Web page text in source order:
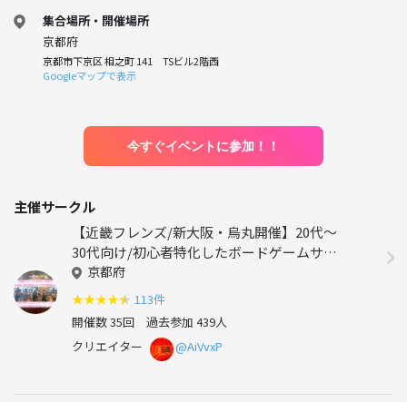
集合場所・開催場所
京都府
京都市下京区 相之町 141 TSビル2階西
Googleマップで表示
今すぐイベントに参加！！
主催サークル
【近畿フレンズ/新大阪・烏丸開催】20代〜
30代向け/初心者特化したボードゲームサー
クル！
京都府
★★★★★ 113件
開催数 35回 過去参加 439人
クリエイター
@AiVvxP